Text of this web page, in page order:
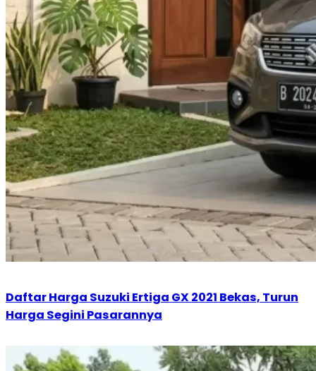
Daftar Harga Suzuki Ertiga GX 2021 Bekas, Turun
Harga Segini Pasarannya